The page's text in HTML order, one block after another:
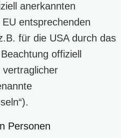
anerkannten
entsprechenden
für die USA durch das
offiziell
Personen